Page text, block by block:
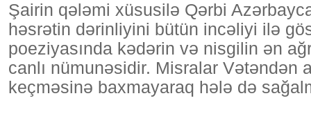
Şairin qələmi xüsusilə Qərbi
həsrətin dərinliyini bütün incəliyi ilə
poeziyasında kədərin və nisgilin ən
canlı nümunəsidir. Misralar Vətəndən
keçməsinə baxmayaraq hələ də